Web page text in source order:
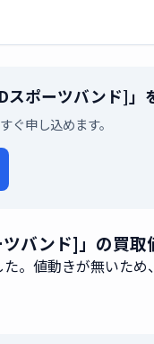
ポーツバンド]」
ぐ申し込めます。
バンド]」の買取
た。値動きが無いた